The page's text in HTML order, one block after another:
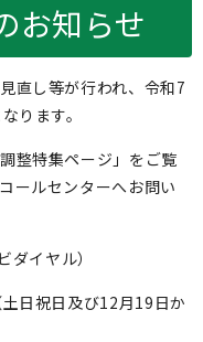
お知らせ
直し等が行われ、令和7
ります。
整特集ページ」をご覧
ールセンターへお問い
イヤル）
日祝日及び12月19日か